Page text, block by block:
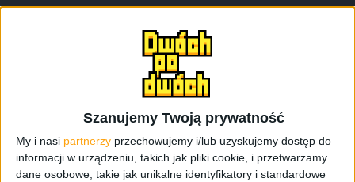
Szanujemy Twoją prywatność
My i nasi partnerzy przechowujemy i/lub uzyskujemy dostęp do
informacji w urządzeniu, takich jak pliki cookie, i przetwarzamy
dane osobowe, takie jak unikalne identyfikatory i standardowe